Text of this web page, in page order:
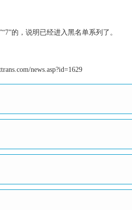
的，说明已经进入黑名单系列了。
news.asp?id=1629